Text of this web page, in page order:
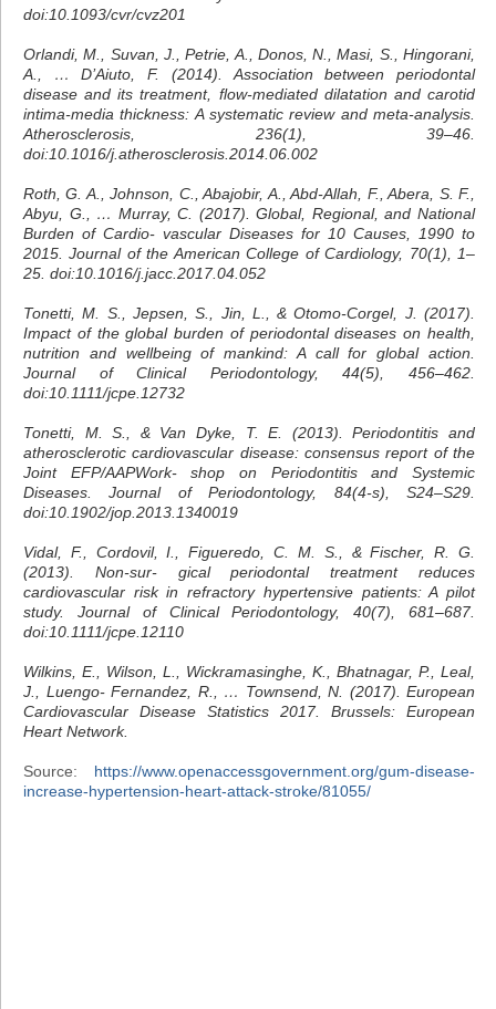
doi:10.1093/cvr/cvz201
Orlandi, M., Suvan, J., Petrie, A., Donos, N., Masi, S., Hingorani,
A., … D’Aiuto, F. (2014). Association between periodontal
disease and its treatment, flow-mediated dilatation and carotid
intima-media thickness: A systematic review and meta-analysis.
Atherosclerosis, 236(1), 39–46.
doi:10.1016/j.atherosclerosis.2014.06.002
Roth, G. A., Johnson, C., Abajobir, A., Abd-Allah, F., Abera, S. F.,
Abyu, G., … Murray, C. (2017). Global, Regional, and National
Burden of Cardio- vascular Diseases for 10 Causes, 1990 to
2015. Journal of the American College of Cardiology, 70(1), 1–
25. doi:10.1016/j.jacc.2017.04.052
Tonetti, M. S., Jepsen, S., Jin, L., & Otomo-Corgel, J. (2017).
Impact of the global burden of periodontal diseases on health,
nutrition and wellbeing of mankind: A call for global action.
Journal of Clinical Periodontology, 44(5), 456–462.
doi:10.1111/jcpe.12732
Tonetti, M. S., & Van Dyke, T. E. (2013). Periodontitis and
atherosclerotic cardiovascular disease: consensus report of the
Joint EFP/AAPWork- shop on Periodontitis and Systemic
Diseases. Journal of Periodontology, 84(4-s), S24–S29.
doi:10.1902/jop.2013.1340019
Vidal, F., Cordovil, I., Figueredo, C. M. S., & Fischer, R. G.
(2013). Non-sur- gical periodontal treatment reduces
cardiovascular risk in refractory hypertensive patients: A pilot
study. Journal of Clinical Periodontology, 40(7), 681–687.
doi:10.1111/jcpe.12110
Wilkins, E., Wilson, L., Wickramasinghe, K., Bhatnagar, P., Leal,
J., Luengo- Fernandez, R., … Townsend, N. (2017). European
Cardiovascular Disease Statistics 2017. Brussels: European
Heart Network.
Source: https://www.openaccessgovernment.org/gum-disease-
increase-hypertension-heart-attack-stroke/81055/